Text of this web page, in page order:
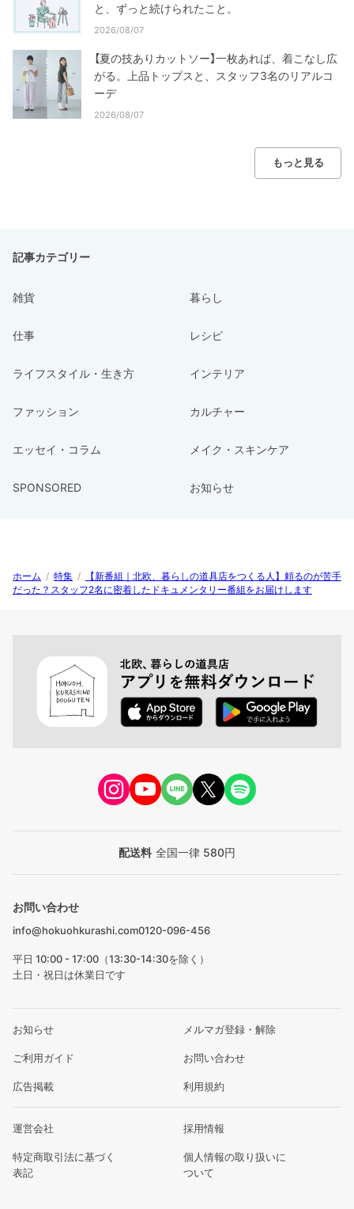
と、ずっと続けられたこと。
2026/08/07
【夏の技ありカットソー】一枚あれば、着こなし広
がる。上品トップスと、スタッフ3名のリアルコ
ーデ
2026/08/07
もっと見る
記事カテゴリー
雑貨 暮らし
仕事 レシピ
ライフスタイル・生き方 インテリア
ファッション カルチャー
エッセイ・コラム メイク・スキンケア
SPONSORED お知らせ
ホーム / 特集 /
【新番組｜北欧、暮らしの道具店をつくる人】頼るのが苦手
だった？スタッフ2名に密着したドキュメンタリー番組をお届けします
配送料 全国一律 580円
お問い合わせ
info@hokuohkurashi.com0120-096-456
平日 10:00 - 17:00（13:30-14:30を除く）
土日・祝日は休業日です
お知らせ メルマガ登録・解除
ご利用ガイド お問い合わせ
広告掲載 利用規約
運営会社 採用情報
特定商取引法に基づく
表記
個人情報の取り扱いに
ついて